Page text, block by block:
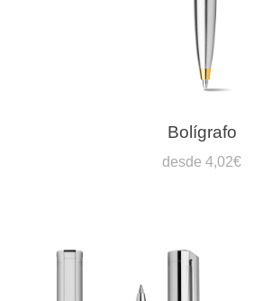
Bolígrafo
desde 4,02€